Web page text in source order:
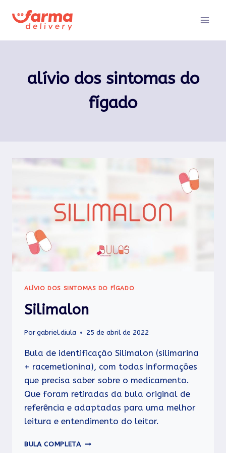
para
alívio dos sintomas do
fígado
ALÍVIO DOS SINTOMAS DO FÍGADO
Silimalon
Porgabriel.diula 25 de abril de 2022
Bula de identificação Silimalon (silimarina
+ racemetionina), com todas informações
que precisa saber sobre o medicamento.
Que foram retiradas da bula original de
referência e adaptadas para uma melhor
leitura e entendimento do leitor.
BULA COMPLETA SILIMALON